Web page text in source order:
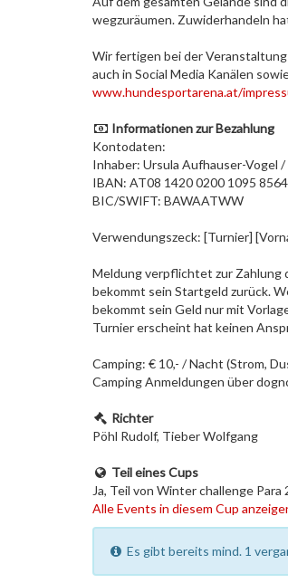
wegzuräumen. Zuwiderhandeln
Wir fertigen bei der
auch in Social Media Kanälen
www.hundesportarena.at/
Informationen zur Bezahlung
Kontodaten:
Inhaber: Ursula Aufhauser-Vogel
IBAN: AT08 1420 0200 1095 8564
BIC/SWIFT: BAWAATWW
Verwendungszeck: [Turnier]
Meldung verpflichtet zur Zahlung
bekommt sein Startgeld zurück.
bekommt sein Geld nur mit
Turnier erscheint hat keinen
Camping: € 10,- / Nacht (Strom,
Camping Anmeldungen über
Richter
Pöhl Rudolf, Tieber Wolfgang
Teil eines Cups
Ja, Teil von Winter challenge Para
Alle Events in diesem Cup
Es gibt bereits mind. 1